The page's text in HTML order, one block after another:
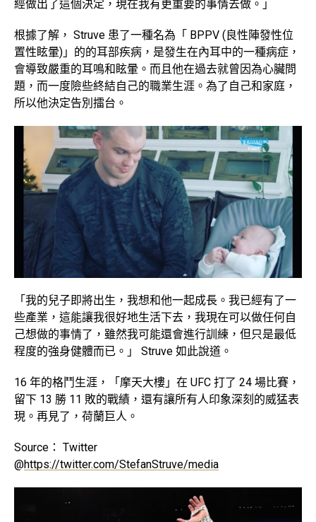
經做出了這個決定，現在我有更重要的事情去做。」
根據了解， Struve 患了一種名為「 BPPV (良性陣發性位
置性眩暈)」的的耳部疾病，是發生在內耳中的一種病症，
會導致嚴重的耳鳴和眩暈。而且他在過去就曾因為心臟問
題，而一度險些終結自己的職業生涯。為了自己和家庭，
所以他決定告別擂台。
「我的兒子即將出生，我想和他一起成長。我已經有了一
些產業，這能讓我很好地生活下去，我現在可以做任何自
己想做的事情了，雖然我可能還會進行訓練，但只是最低
程度的強身健體而已。」 Struve 如此說道。
16 年的格鬥生涯，「摩天大樓」在 UFC 打了 24 場比賽，
留下 13 勝 11 敗的戰績，還有讓所有人印象深刻的威猛表
現。再見了，荷蘭巨人。
Source： Twitter
@https://twitter.com/StefanStruve/media